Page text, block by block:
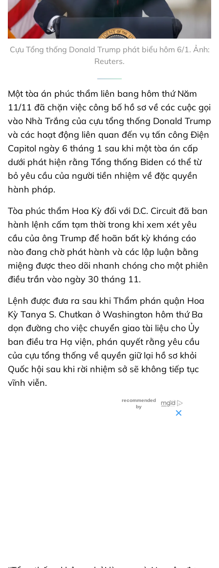
Cựu Tổng thống Donald Trump phát biểu hôm 6/1. Ảnh:
Reuters.
Một tòa án phúc thẩm liên bang hôm thứ Năm
11/11 đã chặn việc công bố hồ sơ về các cuộc gọi
vào Nhà Trắng của cựu tổng thống Donald Trump
và các hoạt động liên quan đến vụ tấn công Điện
Capitol ngày 6 tháng 1 sau khi một tòa án cấp
dưới phát hiện rằng Tổng thống Biden có thể từ
bỏ yêu cầu của người tiền nhiệm về đặc quyền
hành pháp.
Tòa phúc thẩm Hoa Kỳ đối với D.C. Circuit đã ban
hành lệnh cấm tạm thời trong khi xem xét yêu
cầu của ông Trump để hoãn bất kỳ kháng cáo
nào đang chờ phát hành và các lập luận bằng
miệng được theo dõi nhanh chóng cho một phiên
điều trần vào ngày 30 tháng 11.
Lệnh được đưa ra sau khi Thẩm phán quận Hoa
Kỳ Tanya S. Chutkan ở Washington hôm thứ Ba
dọn đường cho việc chuyển giao tài liệu cho Ủy
ban điều tra Hạ viện, phán quyết rằng yêu cầu
của cựu tổng thống về quyền giữ lại hồ sơ khỏi
Quốc hội sau khi rời nhiệm sở sẽ không tiếp tục
vĩnh viễn.